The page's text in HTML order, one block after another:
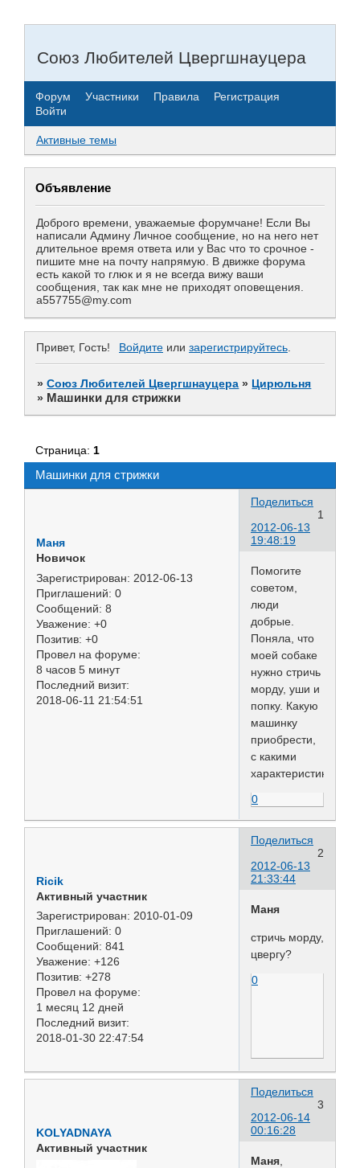
Союз Любителей Цвергшнауцера
Форум Участники Правила
Регистрация
Войти
Активные темы
Объявление
Доброго времени, уважаемые форумчане! Если Вы
написали Админу Личное сообщение, но на него нет
длительное время ответа или у Вас что то срочное -
пишите мне на почту напрямую. В движке форума
есть какой то глюк и я не всегда вижу ваши
сообщения, так как мне не приходят оповещения.
a557755@my.com
Привет, Гость! Войдите или зарегистрируйтесь.
»Союз Любителей Цвергшнауцера » Цирюльня
» Машинки для стрижки
Машинки для стрижки
Страница: 1
Поделиться
1
2012-06-13
19:48:19
Маня
Новичок
Зарегистрирован: 2012-06-13
Приглашений: 0
Сообщений: 8
Уважение: +0
Позитив: +0
Провел на форуме:
8 часов 5 минут
Последний визит:
2018-06-11 21:54:51
Помогите
советом,
люди
добрые.
Поняла, что
моей собаке
нужно стричь
морду, уши и
попку. Какую
машинку
приобрести,
с какими
характеристиками?
0
Поделиться
2
2012-06-13
21:33:44
Ricik
Активный участник
Зарегистрирован: 2010-01-09
Приглашений: 0
Сообщений: 841
Уважение: +126
Позитив: +278
Провел на форуме:
1 месяц 12 дней
Последний визит:
2018-01-30 22:47:54
Маня
стричь морду,
цвергу?
0
Поделиться
3
2012-06-14
00:16:28
KOLYADNAYA
Активный участник
Маня